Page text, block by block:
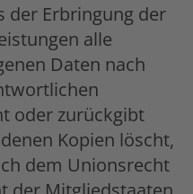
der Erbringung der
alle
Daten nach
oder zurückgibt
Kopien löscht,
dem Unionsrecht